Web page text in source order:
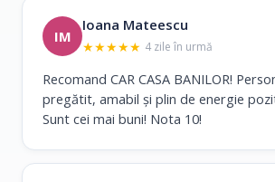
IM
Ioana Mateescu
★★★★★ 4 zile în urmă
Recomand CAR CASA BANILOR!
pregătit, amabil și plin de energie
Sunt cei mai buni! Nota 10!